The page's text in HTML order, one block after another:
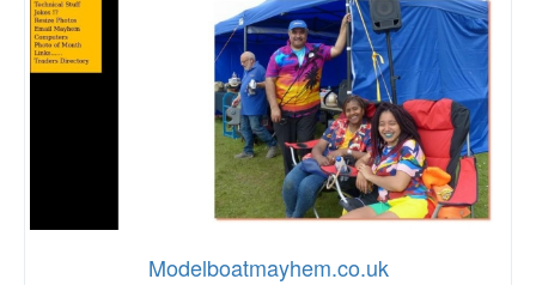
Modelboatmayhem.co.uk